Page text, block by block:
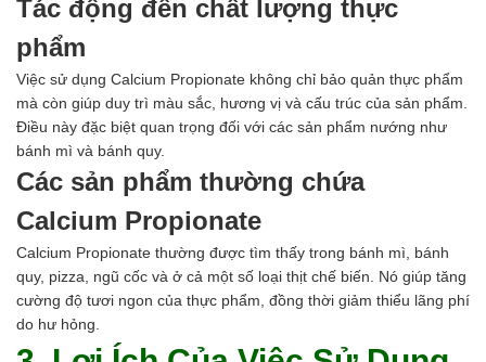
Quy trình sản xuất
Tin tức
VMC GROUP
Ngành Hóa Chất
Tẩy Rửa Diệt Khuẩn
Ngành Thực Phẩm
Ngành Nông Nghiệp
Ngành Thủy Sản
Ngành Môi Trường
Ngành Xây Dựng
Ngành Cao Su
Ngành Xi Mạ
Ngành Thủy Tinh
Tác động đến chất lượng thực
phẩm
Việc sử dụng Calcium Propionate không chỉ bảo quản thực phẩm
mà còn giúp duy trì màu sắc, hương vị và cấu trúc của sản phẩm.
Điều này đặc biệt quan trọng đối với các sản phẩm nướng như
bánh mì và bánh quy.
Các sản phẩm thường chứa
Calcium Propionate
Calcium Propionate thường được tìm thấy trong bánh mì, bánh
quy, pizza, ngũ cốc và ở cả một số loại thịt chế biến. Nó giúp tăng
cường độ tươi ngon của thực phẩm, đồng thời giảm thiểu lãng phí
do hư hỏng.